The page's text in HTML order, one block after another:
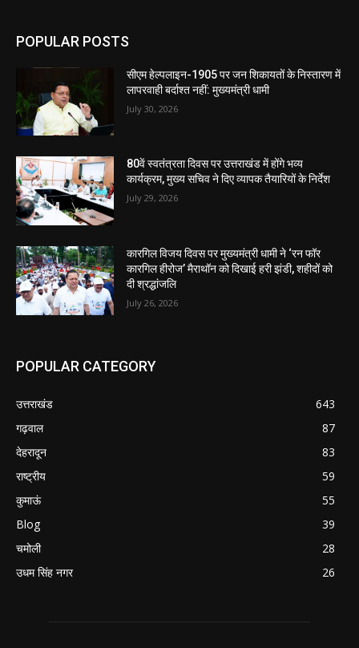
POPULAR POSTS
सीएम हेल्पलाइन-1905 पर जन शिकायतों के निस्तारण में
लापरवाही बर्दाश्त नहीं: मुख्यमंत्री धामी
July 30, 2026
80वें स्वतंत्रता दिवस पर उत्तराखंड में होंगे भव्य
कार्यक्रम, मुख्य सचिव ने दिए व्यापक तैयारियों के निर्देश
July 29, 2026
कारगिल विजय दिवस पर मुख्यमंत्री धामी ने ‘रन फॉर
कारगिल हीरोज’ मैराथॉन को दिखाई हरी झंडी, शहीदों को
दी श्रद्धांजलि
July 26, 2026
POPULAR CATEGORY
उत्तराखंड
643
गढ़वाल
87
देहरादून
83
राष्ट्रीय
59
कुमाऊं
55
Blog
39
चमोली
28
उधम सिंह नगर
26